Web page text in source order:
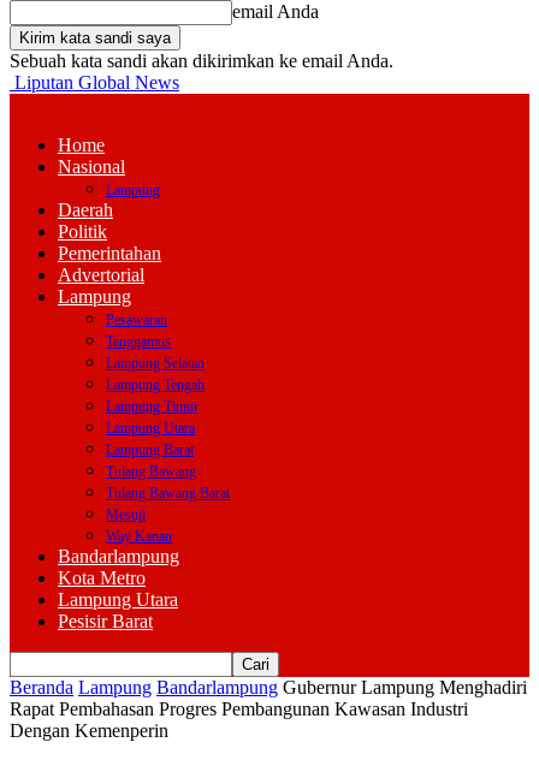
email Anda
Sebuah kata sandi akan dikirimkan ke email Anda.
Liputan Global News
Home
Nasional
Lampung
Daerah
Politik
Pemerintahan
Advertorial
Lampung
Pesawaran
Tanggamus
Lampung Selatan
Lampung Tengah
Lampung Timur
Lampung Utara
Lampung Barat
Tulang Bawang
Tulang Bawang Barat
Mesuji
Way Kanan
Bandarlampung
Kota Metro
Lampung Utara
Pesisir Barat
Beranda Lampung Bandarlampung Gubernur Lampung Menghadiri
Rapat Pembahasan Progres Pembangunan Kawasan Industri
Dengan Kemenperin